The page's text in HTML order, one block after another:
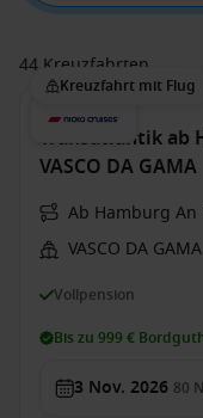
44 Kreuzfahrten
Kreuzfahrt mit Flug
Transatlantik ab
VASCO DA GAMA
Ab Hamburg An
VASCO DA GAMA
Vollpension
Bis zu 999 €
3 Nov. 2026 80